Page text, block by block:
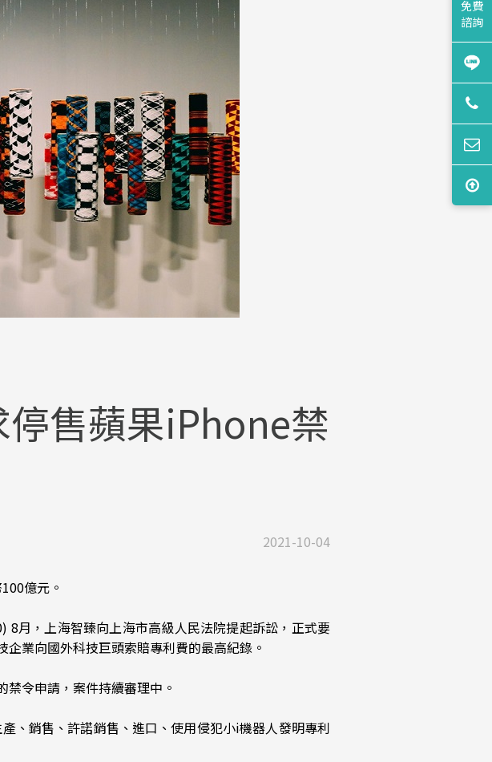
售蘋果iPhone禁
2021-10-04
億元。
月，上海智臻向上海市高級人民法院提起訴訟，正式要
業向國外科技巨頭索賠專利費的最高紀錄。
令申請，案件持續審理中。
、銷售、許諾銷售、進口、使用侵犯小i機器人發明專利
免費
諮詢